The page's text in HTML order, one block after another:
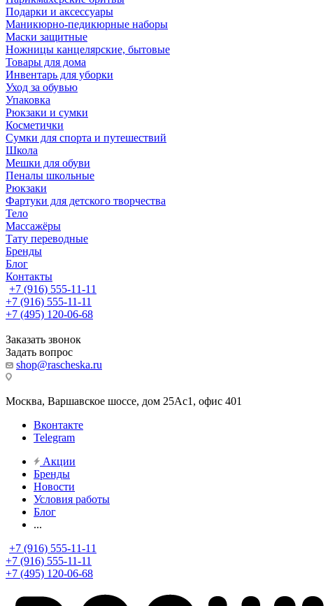
Подарки и аксессуары
Маникюрно-педикюрные наборы
Маски защитные
Ножницы канцелярские, бытовые
Товары для дома
Инвентарь для уборки
Уход за обувью
Упаковка
Рюкзаки и сумки
Косметички
Сумки для спорта и путешествий
Школа
Мешки для обуви
Пеналы школьные
Рюкзаки
Фартуки для детского творчества
Тело
Массажёры
Тату переводные
Бренды
Блог
Контакты
+7 (916) 555-11-11
+7 (916) 555-11-11
+7 (495) 120-06-68
Заказать звонок
Задать вопрос
shop@rascheska.ru
Москва, Варшавское шоссе, дом 25Аc1, офис 401
Вконтакте
Telegram
Акции
Бренды
Новости
Условия работы
Блог
...
+7 (916) 555-11-11
+7 (916) 555-11-11
+7 (495) 120-06-68